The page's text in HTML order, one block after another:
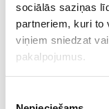
sociālās saziņas
partneriem, kuri to
viņiem sniedzat
pakalpojumus.
Veebipoodi
toodetega, kus
peamine
Koik sinu